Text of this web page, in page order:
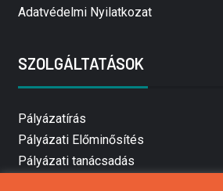
Adatvédelmi Nyilatkozat
SZOLGÁLTATÁSOK
Pályázatírás
Pályázati Előminősítés
Pályázati tanácsadás